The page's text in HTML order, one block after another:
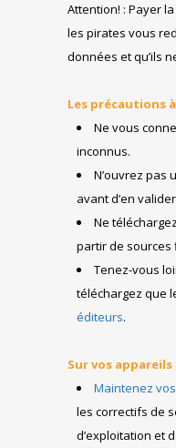
Attention! : Payer
les pirates vous
données et qu’ils
Les précautions
Ne vous
inconnus.
N’ouvrez pas
avant d’en
Ne
partir de sources
Tenez-vous
téléchargez que
éditeurs.
Sur vos appareils
Maintenez
les correctifs de
d’exploitation et